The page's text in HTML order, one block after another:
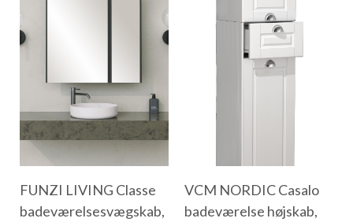
FUNZI LIVING Classe
badeværelsesvægskab,
VCM NORDIC Casalo
badeværelse højskab,